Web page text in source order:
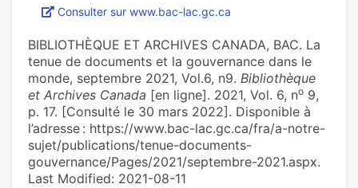
Consulter sur www.bac-lac.gc.ca
BIBLIOTHÈQUE ET ARCHIVES CANADA, BAC. La
tenue de documents et la gouvernance dans le
monde, septembre 2021, Vol.6, n9. Bibliothèque
et Archives Canada [en ligne]. 2021, Vol. 6, no 9,
p. 17. [Consulté le 30 mars 2022]. Disponible à
l’adresse : https://www.bac-lac.gc.ca/fra/a-notre-
sujet/publications/tenue-documents-
gouvernance/Pages/2021/septembre-2021.aspx.
Last Modified: 2021-08-11